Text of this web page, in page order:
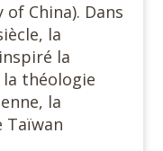
China). Dans
la
la
théologie
la
Taïwan